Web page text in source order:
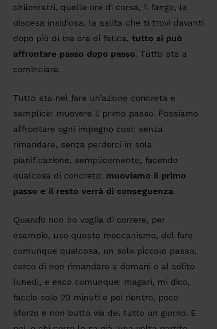
chilometri, quelle ore di corsa, il fango, la
discesa insidiosa, la salita che ti trovi davanti
dopo più di tre ore di fatica, tutto si può
affrontare passo dopo passo. Tutto sta a
cominciare.
Tutto sta nel fare un’azione concreta e
semplice: muovere il primo passo. Possiamo
affrontare ogni impegno così: senza
rimandare, senza perderci in sola
pianificazione, semplicemente, facendo
qualcosa di concreto: muoviamo il primo
passo e il resto verrà di conseguenza.
Quando non ho voglia di correre, per
esempio, uso questo meccanismo, del fare
comunque qualcosa, un solo piccolo passo,
cerco di non rimandare a domani o al solito
lunedì, e esco comunque: magari, mi dico,
faccio solo 20 minuti e poi rientro, poco
sforzo e non butto via del tutto un giorno. E